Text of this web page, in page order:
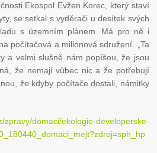
Ekospol Evžen Korec, který staví
se setkal s vyděrači u desítek svých
s územním plánem. Má pro ně i
počítačová a milionová sdružení. „Ta
a velmi slušně nám popíšou, že jsou
že nemají vůbec nic a že potřebují
že kdyby počítače dostali, námitky
zpravy/domaci/ekologie-developerske-